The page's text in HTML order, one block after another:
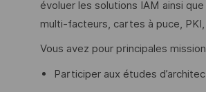
évoluer les solutions IAM ainsi
multi-facteurs, cartes à puce,
Vous avez pour principales
Participer aux études